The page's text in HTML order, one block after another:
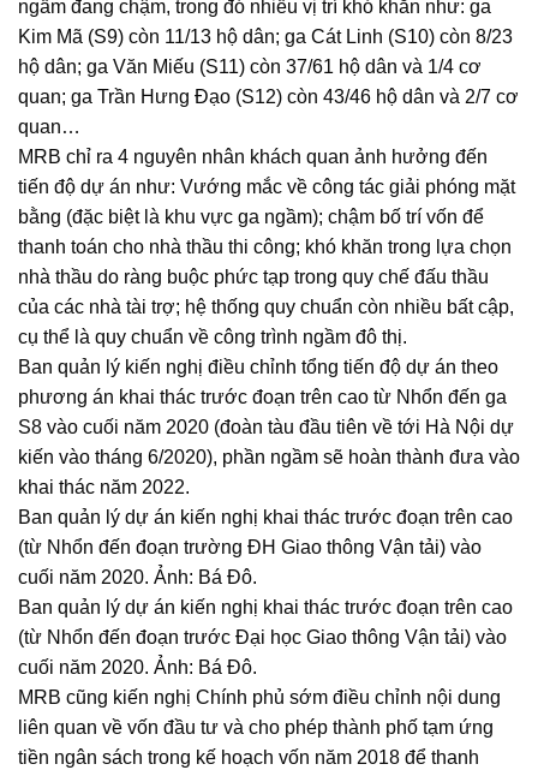
ngầm đang chậm, trong đó nhiều vị trí khó khăn như: ga
Kim Mã (S9) còn 11/13 hộ dân; ga Cát Linh (S10) còn 8/23
hộ dân; ga Văn Miếu (S11) còn 37/61 hộ dân và 1/4 cơ
quan; ga Trần Hưng Đạo (S12) còn 43/46 hộ dân và 2/7 cơ
quan…
MRB chỉ ra 4 nguyên nhân khách quan ảnh hưởng đến
tiến độ dự án như: Vướng mắc về công tác giải phóng mặt
bằng (đặc biệt là khu vực ga ngầm); chậm bố trí vốn để
thanh toán cho nhà thầu thi công; khó khăn trong lựa chọn
nhà thầu do ràng buộc phức tạp trong quy chế đấu thầu
của các nhà tài trợ; hệ thống quy chuẩn còn nhiều bất cập,
cụ thể là quy chuẩn về công trình ngầm đô thị.
Ban quản lý kiến nghị điều chỉnh tổng tiến độ dự án theo
phương án khai thác trước đoạn trên cao từ Nhổn đến ga
S8 vào cuối năm 2020 (đoàn tàu đầu tiên về tới Hà Nội dự
kiến vào tháng 6/2020), phần ngầm sẽ hoàn thành đưa vào
khai thác năm 2022.
Ban quản lý dự án kiến nghị khai thác trước đoạn trên cao
(từ Nhổn đến đoạn trường ĐH Giao thông Vận tải) vào
cuối năm 2020. Ảnh: Bá Đô.
Ban quản lý dự án kiến nghị khai thác trước đoạn trên cao
(từ Nhổn đến đoạn trước Đại học Giao thông Vận tải) vào
cuối năm 2020. Ảnh: Bá Đô.
MRB cũng kiến nghị Chính phủ sớm điều chỉnh nội dung
liên quan về vốn đầu tư và cho phép thành phố tạm ứng
tiền ngân sách trong kế hoạch vốn năm 2018 để thanh